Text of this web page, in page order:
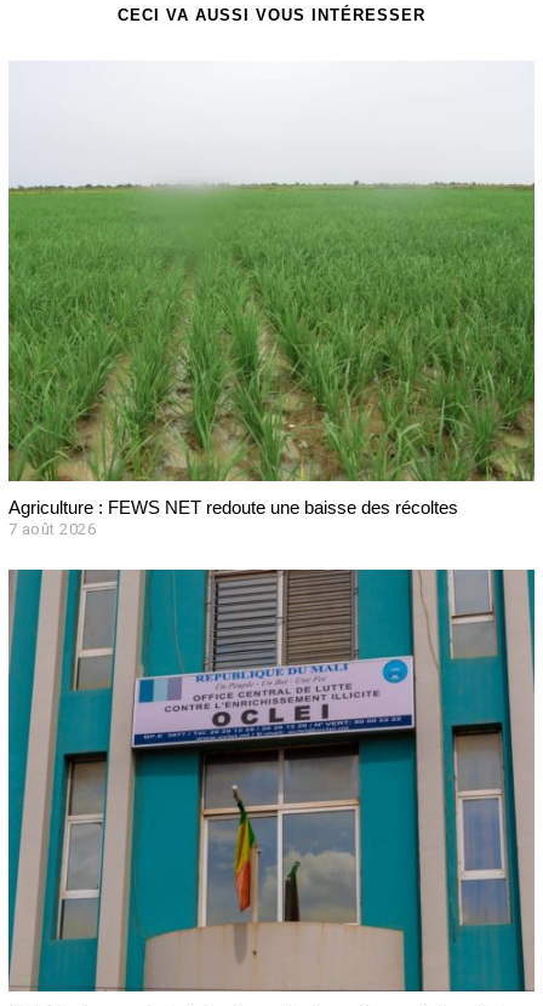
CECI VA AUSSI VOUS INTÉRESSER
Agriculture : FEWS NET redoute une baisse des récoltes
7 août 2026
o
û
0
2